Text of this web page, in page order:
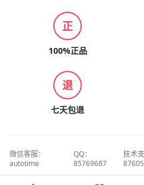
正
100%正品
退
七天包退
微信客服：
autotime
QQ：
85769687
技术
© 2026 名品折扣